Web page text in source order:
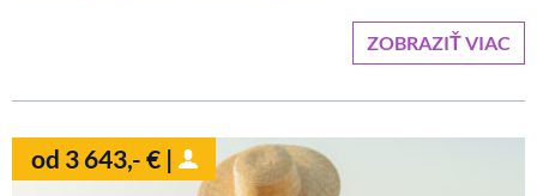
ZOBRAZIŤ VIAC
od 3 643,- € |